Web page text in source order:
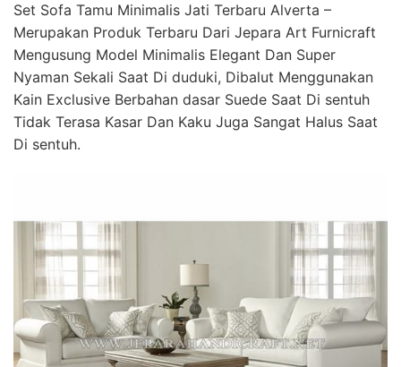
Set Sofa Tamu Minimalis Jati Terbaru Alverta –
Merupakan Produk Terbaru Dari Jepara Art Furnicraft
Mengusung Model Minimalis Elegant Dan Super
Nyaman Sekali Saat Di duduki, Dibalut Menggunakan
Kain Exclusive Berbahan dasar Suede Saat Di sentuh
Tidak Terasa Kasar Dan Kaku Juga Sangat Halus Saat
Di sentuh.